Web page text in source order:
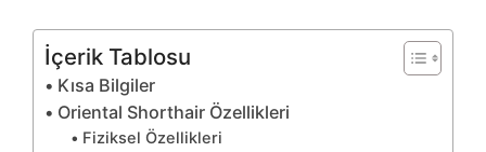
İçerik Tablosu
Kısa Bilgiler
Oriental Shorthair Özellikleri
Fiziksel Özellikleri